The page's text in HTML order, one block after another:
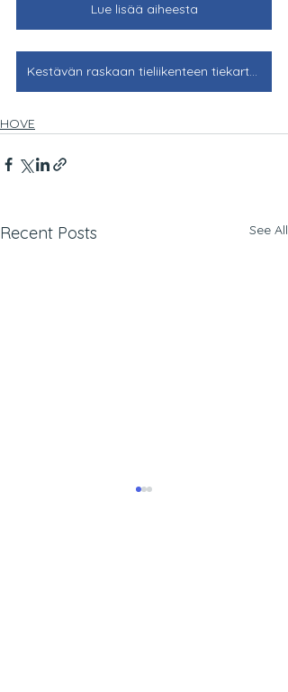
Lue lisää aiheesta
Kestävän raskaan tieliikenteen tiekartta 2035
HOVE
Recent Posts See All